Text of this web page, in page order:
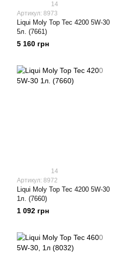
14
Артикул: 8973
Liqui Moly Top Tec 4200 5W-30
5л. (7661)
5 160 грн
14
Артикул: 8972
Liqui Moly Top Tec 4200 5W-30
1л. (7660)
1 092 грн